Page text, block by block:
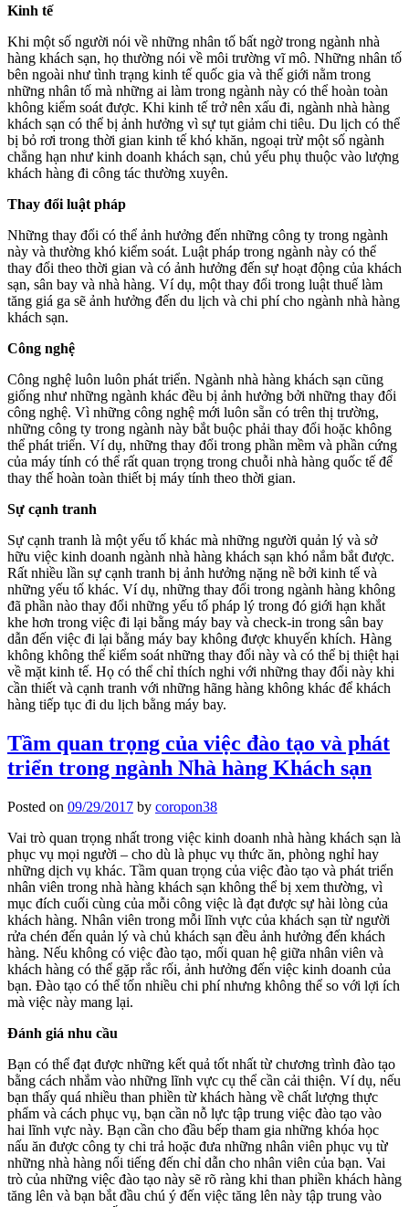
Kinh tế
Khi một số người nói về những nhân tố bất ngờ trong ngành nhà
hàng khách sạn, họ thường nói về môi trường vĩ mô. Những nhân tố
bên ngoài như tình trạng kinh tế quốc gia và thế giới nằm trong
những nhân tố mà những ai làm trong ngành này có thể hoàn toàn
không kiểm soát được. Khi kinh tế trở nên xấu đi, ngành nhà hàng
khách sạn có thể bị ảnh hưởng vì sự tụt giảm chi tiêu. Du lịch có thể
bị bỏ rơi trong thời gian kinh tế khó khăn, ngoại trừ một số ngành
chẳng hạn như kinh doanh khách sạn, chủ yếu phụ thuộc vào lượng
khách hàng đi công tác thường xuyên.
Thay đổi luật pháp
Những thay đổi có thể ảnh hưởng đến những công ty trong ngành
này và thường khó kiểm soát. Luật pháp trong ngành này có thể
thay đổi theo thời gian và có ảnh hưởng đến sự hoạt động của khách
sạn, sân bay và nhà hàng. Ví dụ, một thay đổi trong luật thuế làm
tăng giá ga sẽ ảnh hưởng đến du lịch và chi phí cho ngành nhà hàng
khách sạn.
Công nghệ
Công nghệ luôn luôn phát triển. Ngành nhà hàng khách sạn cũng
giống như những ngành khác đều bị ảnh hưởng bởi những thay đổi
công nghệ. Vì những công nghệ mới luôn sẵn có trên thị trường,
những công ty trong ngành này bắt buộc phải thay đổi hoặc không
thể phát triển. Ví dụ, những thay đổi trong phần mềm và phần cứng
của máy tính có thể rất quan trọng trong chuỗi nhà hàng quốc tế để
thay thế hoàn toàn thiết bị máy tính theo thời gian.
Sự cạnh tranh
Sự cạnh tranh là một yếu tố khác mà những người quản lý và sở
hữu việc kinh doanh ngành nhà hàng khách sạn khó nắm bắt được.
Rất nhiều lần sự cạnh tranh bị ảnh hưởng nặng nề bởi kinh tế và
những yếu tố khác. Ví dụ, những thay đổi trong ngành hàng không
đã phần nào thay đổi những yếu tố pháp lý trong đó giới hạn khắt
khe hơn trong việc đi lại bằng máy bay và check-in trong sân bay
dẫn đến việc đi lại bằng máy bay không được khuyến khích. Hàng
không không thể kiểm soát những thay đổi này và có thể bị thiệt hại
về mặt kinh tế. Họ có thể chỉ thích nghi với những thay đổi này khi
cần thiết và cạnh tranh với những hãng hàng không khác để khách
hàng tiếp tục đi du lịch bằng máy bay.
Tầm quan trọng của việc đào tạo và phát
triển trong ngành Nhà hàng Khách sạn
Posted on 09/29/2017 by coropon38
Vai trò quan trọng nhất trong việc kinh doanh nhà hàng khách sạn là
phục vụ mọi người – cho dù là phục vụ thức ăn, phòng nghỉ hay
những dịch vụ khác. Tầm quan trọng của việc đào tạo và phát triển
nhân viên trong nhà hàng khách sạn không thể bị xem thường, vì
mục đích cuối cùng của mỗi công việc là đạt được sự hài lòng của
khách hàng. Nhân viên trong mỗi lĩnh vực của khách sạn từ người
rửa chén đến quản lý và chủ khách sạn đều ảnh hưởng đến khách
hàng. Nếu không có việc đào tạo, mối quan hệ giữa nhân viên và
khách hàng có thể gặp rắc rối, ảnh hưởng đến việc kinh doanh của
bạn. Đào tạo có thể tốn nhiều chi phí nhưng không thể so với lợi ích
mà việc này mang lại.
Đánh giá nhu cầu
Bạn có thể đạt được những kết quả tốt nhất từ chương trình đào tạo
bằng cách nhắm vào những lĩnh vực cụ thể cần cải thiện. Ví dụ, nếu
bạn thấy quá nhiều than phiền từ khách hàng về chất lượng thực
phẩm và cách phục vụ, bạn cần nỗ lực tập trung việc đào tạo vào
hai lĩnh vực này. Bạn cần cho đầu bếp tham gia những khóa học
nấu ăn được công ty chi trả hoặc đưa những nhân viên phục vụ từ
những nhà hàng nổi tiếng đến chỉ dẫn cho nhân viên của bạn. Vai
trò của những việc đào tạo này sẽ rõ ràng khi than phiền khách hàng
tăng lên và bạn bắt đầu chú ý đến việc tăng lên này tập trung vào